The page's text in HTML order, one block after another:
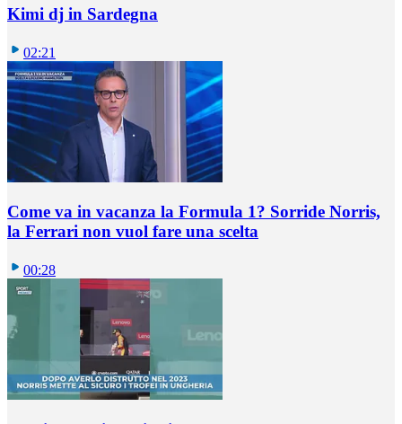
Kimi dj in Sardegna
02:21
Come va in vacanza la Formula 1? Sorride Norris,
la Ferrari non vuol fare una scelta
00:28